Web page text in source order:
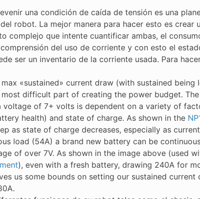
una condición de caída de tensión es una
robot. La mejor manera para hacer esto es
complejo que intente cuantificar ambas, el
del uso de corriente y con esto el
ser un inventario de la corriente usada. Para
«sustained» current draw (with sustained
difficult part of creating the power budget.
voltage of 7+ volts is dependent on a variety of
health) and state of charge. As shown in the
as state of charge decreases, especially as
load (54A) a brand new battery can be
of over 7V. As shown in the image above (used
), even with a fresh battery, drawing 240A for
us some bounds on setting our sustained